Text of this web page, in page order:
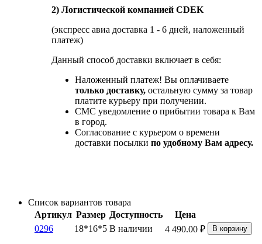
2) Логистической компанией CDEK
(экспресс авиа доставка 1 - 6 дней, наложенный
платеж)
Данный способ доставки включает в себя:
Наложенный платеж! Вы оплачиваете
только доставку, остальную сумму за товар
платите курьеру при получении.
СМС уведомление о прибытии товара к Вам
в город.
Согласование с курьером о времени
доставки посылки по удобному Вам адресу.
Список вариантов товара
Артикул Размер Доступность
Цена
0296
18*16*5 В наличии 4 490.00 ₽ В корзину